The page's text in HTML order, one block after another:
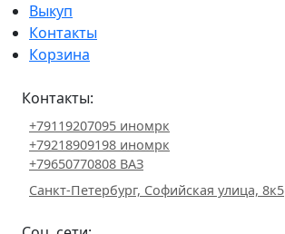
Выкуп
Контакты
Корзина
Контакты:
+79119207095 иномрк
+79218909198 иномрк
+79650770808 ВАЗ
Санкт-Петербург, Софийская улица, 8к5